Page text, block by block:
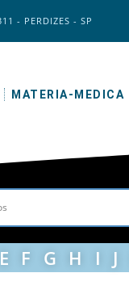
- PERDIZES - SP
MATERIA-MEDICA
E F G H I J